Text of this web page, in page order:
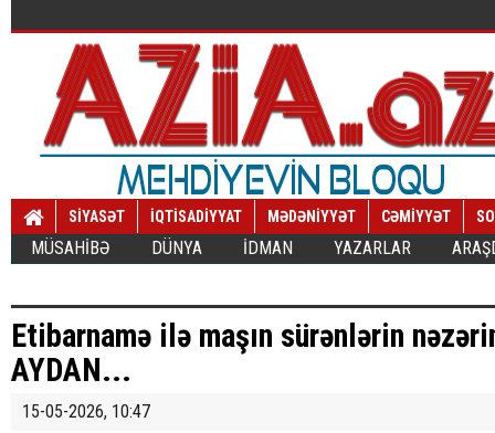
SİYASƏT İQTİSADİYYAT MƏDƏNİYYƏT CƏMİYYƏT
MÜSAHİBƏ DÜNYA İDMAN YAZARLAR
Etibarnamə ilə maşın sürənlərin
AYDAN...
15-05-2026, 10:47